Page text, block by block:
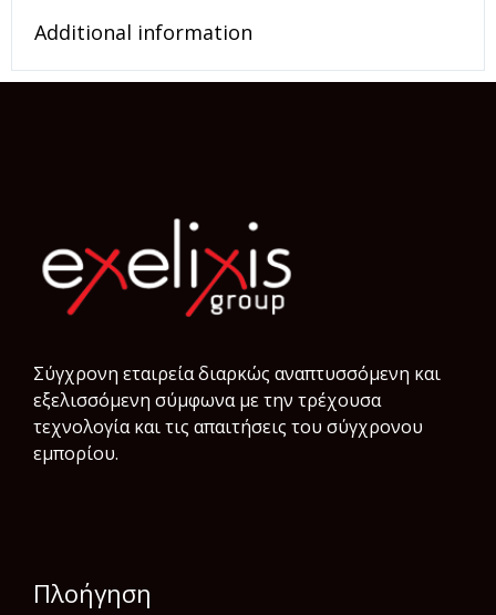
Additional information
Σύγχρονη εταιρεία διαρκώς αναπτυσσόμενη και
εξελισσόμενη σύμφωνα µε την τρέχουσα
τεχνολογία και τις απαιτήσεις του σύγχρονου
εμπορίου.
Πλοήγηση